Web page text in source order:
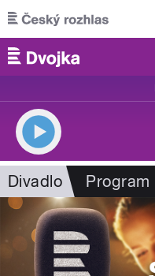
Přejít k hlavnímu obsahu
Divadlo Program